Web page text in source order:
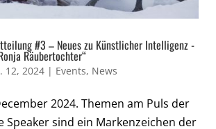
#3 – Neues zu Künstlicher Intelligenz -
Räubertochter“
12, 2024 | Events, News
2024. Themen am Puls der
Speaker sind ein Markenzeichen der